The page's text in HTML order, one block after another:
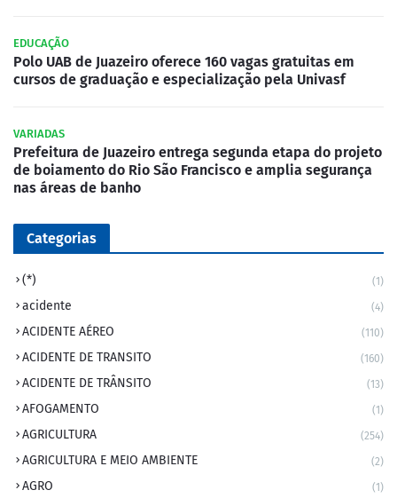
EDUCAÇÃO
Polo UAB de Juazeiro oferece 160 vagas gratuitas em
cursos de graduação e especialização pela Univasf
VARIADAS
Prefeitura de Juazeiro entrega segunda etapa do projeto
de boiamento do Rio São Francisco e amplia segurança
nas áreas de banho
Categorias
(*) (1)
acidente (4)
ACIDENTE AÉREO (110)
ACIDENTE DE TRANSITO (160)
ACIDENTE DE TRÂNSITO (13)
AFOGAMENTO (1)
AGRICULTURA (254)
AGRICULTURA E MEIO AMBIENTE (2)
AGRO (1)